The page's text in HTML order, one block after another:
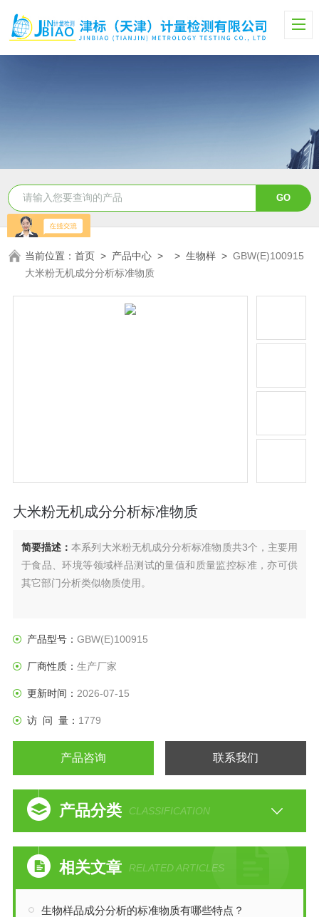
当前位置：首页 > 产品中心 > >生物样 >GBW(E)100915
大米粉无机成分分析标准物质
大米粉无机成分分析标准物质
简要描述：本系列大米粉无机成分分析标准物质共3个，主要用
于食品、环境等领域样品测试的量值和质量监控标准，亦可供
其它部门分析类似物质使用。
产品型号： GBW(E)100915
厂商性质： 生产厂家
更新时间： 2026-07-15
访 问 量： 1779
产品咨询 联系我们
产品分类 CLASSIFICATION
相关文章 RELATED ARTICLES
生物样品成分分析的标准物质有哪些特点？